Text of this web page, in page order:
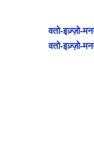
वतो-इज़्ज़ो-
वतो-इज़्ज़ो-